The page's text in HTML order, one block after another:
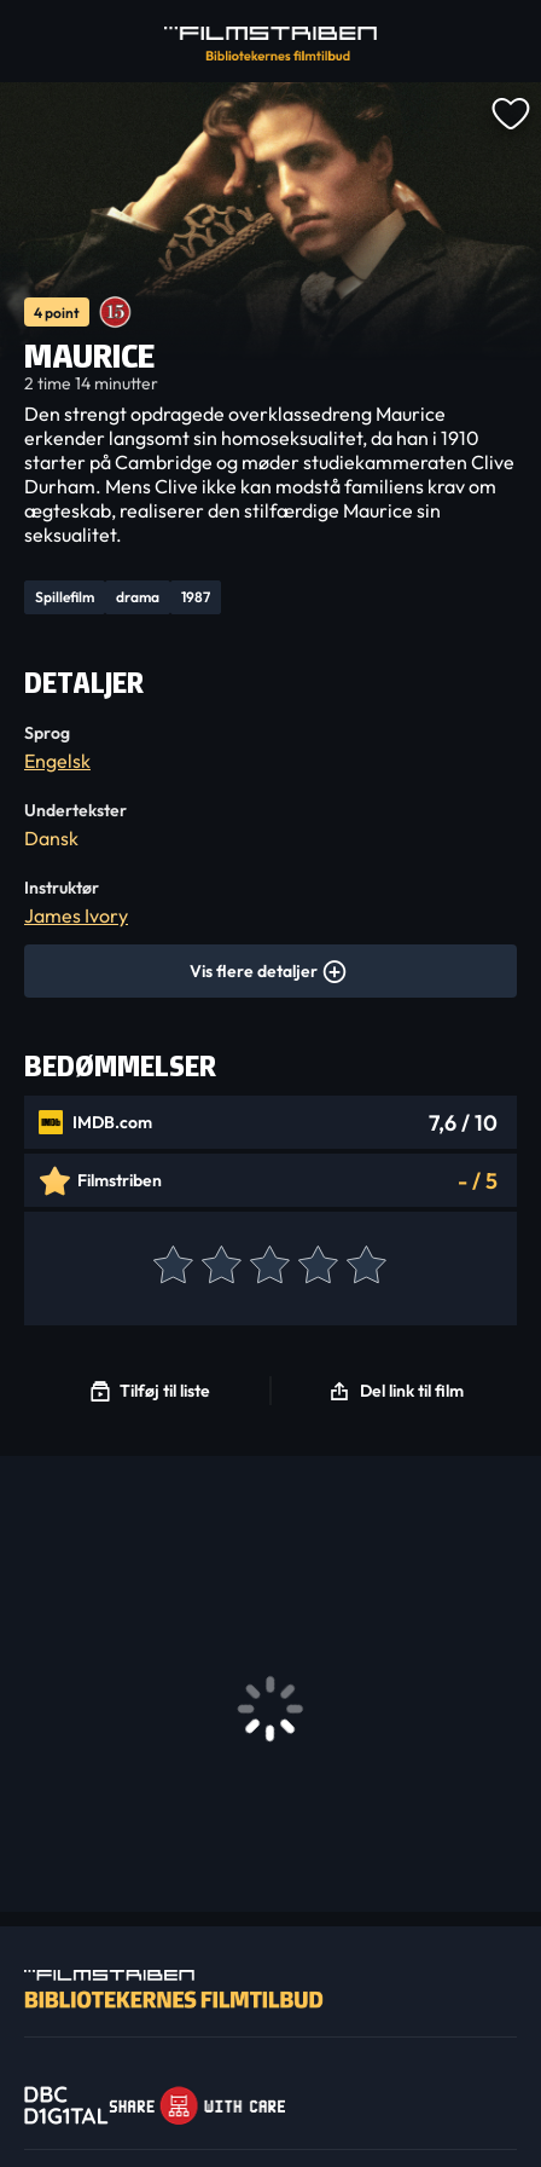
4 point
MAURICE
2 time 14 minutter
Spillefilm drama 1987
Den strengt opdragede overklassedreng Maurice
erkender langsomt sin homoseksualitet, da han i 1910
starter på Cambridge og møder studiekammeraten Clive
Durham. Mens Clive ikke kan modstå familiens krav om
ægteskab, realiserer den stilfærdige Maurice sin
seksualitet.
DETALJER
Sprog
Engelsk
Undertekster
Dansk
Instruktør
James Ivory
Vis flere detaljer
BEDØMMELSER
IMDB.com 7,6/ 10
Filmstriben -/5
Tilføj til liste Del link til film